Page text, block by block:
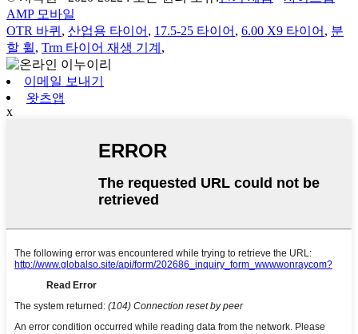
AMP 모바일
OTR 바퀴 , 산업용 타이어 , 17.5-25 타이어 , 6.00 X9 타이어 , 분
할 휠, Trm 타이어 재생 기계 ,
이메일 보내기
왓츠앱
x